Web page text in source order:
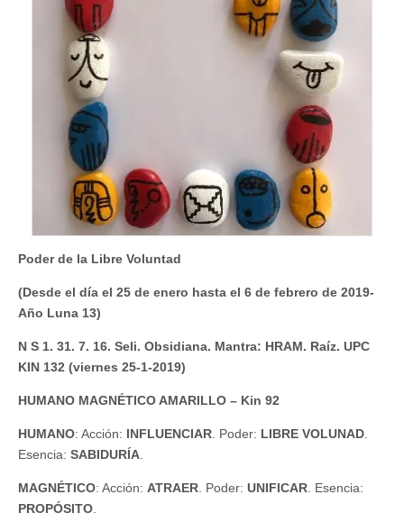
Poder de la Libre Voluntad
(Desde el día el 25 de enero hasta el 6 de febrero de 2019-
Año Luna 13)
N S 1. 31. 7. 16. Seli. Obsidiana. Mantra: HRAM. Raíz. UPC
KIN 132 (viernes 25-1-2019)
HUMANO MAGNÉTICO AMARILLO – Kin 92
HUMANO: Acción: INFLUENCIAR . Poder: LIBRE VOLUNAD
Esencia: SABIDURÍA
MAGNÉTICO: Acción: ATRAER . Poder: UNIFICAR . Esencia:
PROPÓSITO